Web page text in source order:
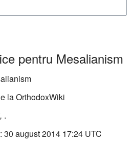
pentru Mesalianism
la OrthodoxWiki
.
30 august 2014 17:24 UTC